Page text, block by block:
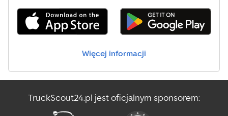
Więcej informacji
TruckScout24.pl jest oficjalnym sponsorem: